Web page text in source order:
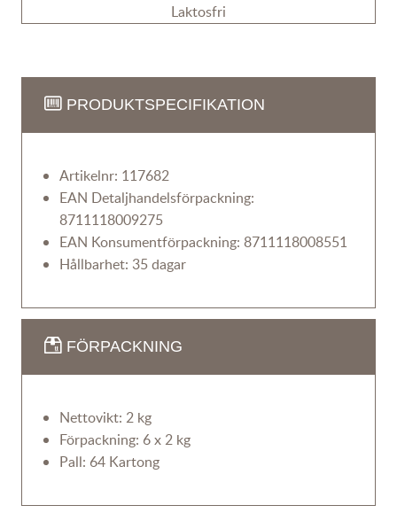
Laktosfri
PRODUKTSPECIFIKATION
Artikelnr: 117682
EAN Detaljhandelsförpackning:
8711118009275
EAN Konsumentförpackning: 8711118008551
Hållbarhet: 35 dagar
FÖRPACKNING
Nettovikt: 2 kg
Förpackning: 6 x 2 kg
Pall: 64 Kartong